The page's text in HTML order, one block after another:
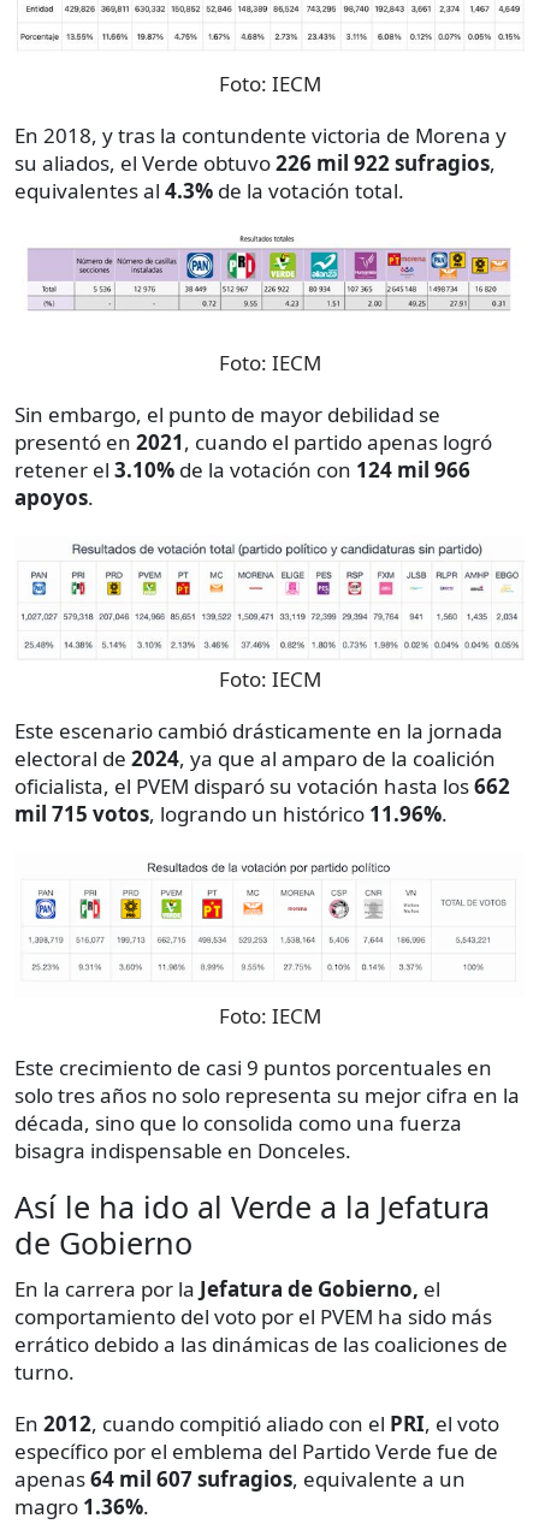
Foto: IECM
En 2018, y tras la contundente victoria de Morena y
su aliados, el Verde obtuvo226 mil 922 sufragios,
equivalentes al 4.3% de la votación total.
Foto: IECM
Sin embargo, el punto de mayor debilidad se
presentó en 2021, cuando el partido apenas logró
retener el 3.10% de la votación con 124 mil 966
apoyos.
Foto: IECM
Este escenario cambió drásticamente en la jornada
electoral de 2024, ya que al amparo de la coalición
oficialista, el PVEM disparó su votación hasta los662
mil 715 votos, logrando un histórico 11.96%.
Foto: IECM
Este crecimiento de casi 9 puntos porcentuales en
solo tres años no solo representa su mejor cifra en la
década, sino que lo consolida como una fuerza
bisagra indispensable en Donceles.
Así le ha ido al Verde a la Jefatura
de Gobierno
En la carrera por la Jefatura de Gobierno, el
comportamiento del voto por el PVEM ha sido más
errático debido a las dinámicas de las coaliciones de
turno.
En 2012, cuando compitió aliado con el PRI, el voto
específico por el emblema del Partido Verde fue de
apenas64 mil 607 sufragios, equivalente a un
magro 1.36%.